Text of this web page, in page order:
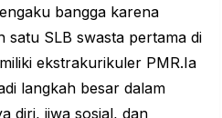
bangga karena
satu SLB swasta pertama di
ekstrakurikuler PMR.Ia
langkah besar dalam
diri, jiwa sosial, dan